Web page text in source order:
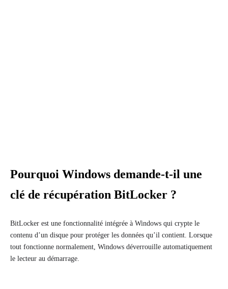
Pourquoi Windows demande-t-il une
clé de récupération BitLocker ?
BitLocker est une fonctionnalité intégrée à Windows qui crypte le
contenu d’un disque pour protéger les données qu’il contient. Lorsque
tout fonctionne normalement, Windows déverrouille automatiquement
le lecteur au démarrage.